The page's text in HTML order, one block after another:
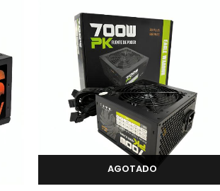
AGOTADO